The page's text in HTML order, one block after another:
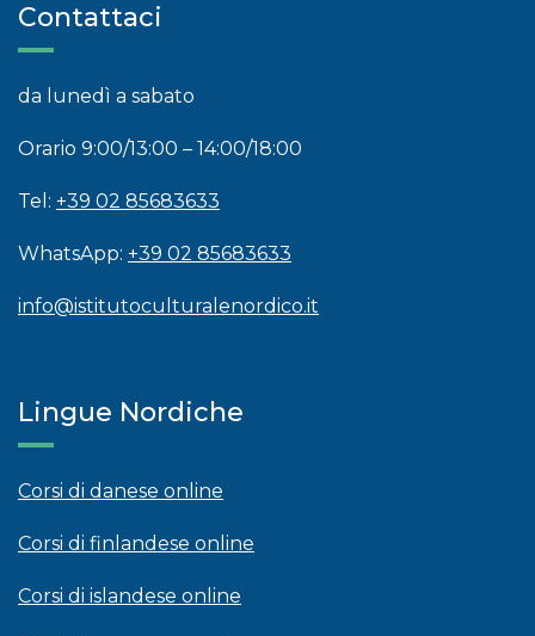
Contattaci
da lunedì a sabato
Orario 9:00/13:00 – 14:00/18:00
Tel: +39 02 85683633
WhatsApp: +39 02 85683633
info@istitutoculturalenordico.it
Lingue Nordiche
Corsi di danese online
Corsi di finlandese online
Corsi di islandese online